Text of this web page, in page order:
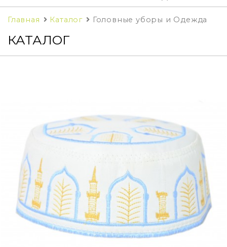
Главная Каталог Головные уборы и Одежда
КАТАЛОГ